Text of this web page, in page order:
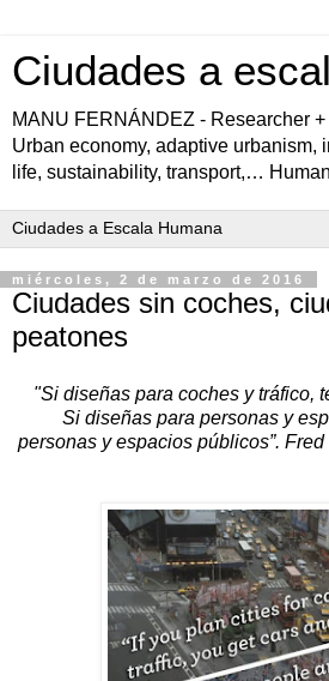
Ciudades a
MANU FERNÁNDEZ - Researcher
Urban economy, adaptive urbanism,
life, sustainability, transport,…
miércoles, 2 de marzo de 2016
Ciudades sin coches,
peatones
"Si diseñas para coches y tráfico,
Si diseñas para personas y
personas y espacios públicos”.